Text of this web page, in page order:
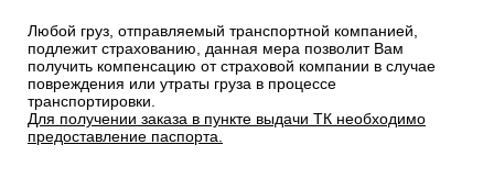
Любой груз, отправляемый транспортной компанией,
подлежит страхованию, данная мера позволит Вам
получить компенсацию от страховой компании в случае
повреждения или утраты груза в процессе
транспортировки.
Для получении заказа в пункте выдачи ТК необходимо
предоставление паспорта.